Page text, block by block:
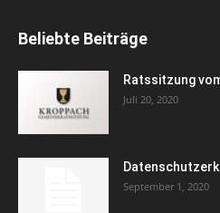
Beliebte Beiträge
Ratssitzung
Juli 20, 2020
September 1, 2020